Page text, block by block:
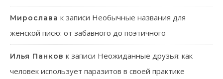
Мирослава к записи Необычные названия для
женской писю: от забавного до поэтичного
Илья Панков к записи Неожиданные друзья: как
человек использует паразитов в своей практике